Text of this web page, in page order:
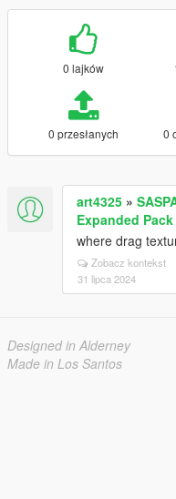
0 lajków
0 przesłanych 0
art4325 »
Expanded
where drag
Zobacz kontekst
31 lipca 2024
Designed in Alderney
Made in Los Santos